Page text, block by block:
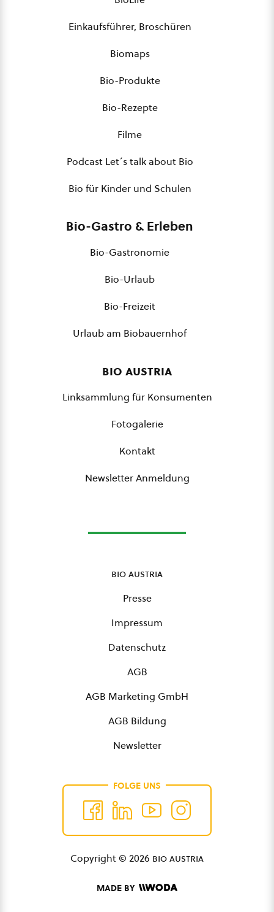
Einkaufsführer, Broschüren
Biomaps
Bio-Produkte
Bio-Rezepte
Filme
Podcast Let´s talk about Bio
Bio für Kinder und Schulen
Bio-Gastro & Erleben
Bio-Gastronomie
Bio-Urlaub
Bio-Freizeit
Urlaub am Biobauernhof
bio austria
Linksammlung für Konsumenten
Fotogalerie
Kontakt
Newsletter Anmeldung
bio austria
Presse
Impressum
Datenschutz
AGB
AGB Marketing GmbH
AGB Bildung
Newsletter
FOLGE UNS
Copyright © 2026 bio austria
MADE BY